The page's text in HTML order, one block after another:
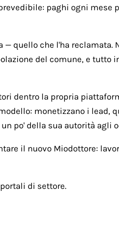
paghi ogni mese
quello che l'ha reclamata.
del comune, e tutto
dentro la propria
monetizzano i lead,
po' della sua autorità agli
il nuovo Miodottore:
di settore.